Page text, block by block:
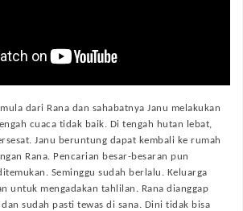
dari Rana dan sahabatnya Janu melakukan
cuaca tidak baik. Di tengah hutan lebat,
Janu beruntung dapat kembali ke rumah
Rana. Pencarian besar-besaran pun
Seminggu sudah berlalu. Keluarga
untuk mengadakan tahlilan. Rana dianggap
sudah pasti tewas di sana. Dini tidak bisa